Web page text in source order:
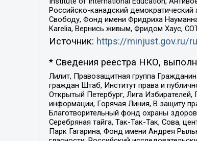
Российско-канадский
Свободу, Фонд имени Фридриха
Karelia, Вернись живым, Фридом Хаус,
Источник: https://minjust.gov.ru/
* Сведения реестра НКО,
Лилит, Правозащитная группа
граждан Штаб, Институт права и
Открытый Петербург, Лига
информации, Горячая Линия, В защиту
Благотворительный фонд охраны
Серебряная тайга, Так-Так-Так, Сова,
Парк Гагарина, Фонд имени Андрея